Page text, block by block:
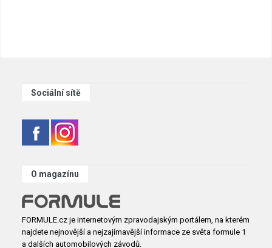
Sociální sítě
O magazínu
FORMULE.cz je internetovým zpravodajským portálem, na kterém
najdete nejnovější a nejzajímavější informace ze světa formule 1
a dalších automobilových závodů.